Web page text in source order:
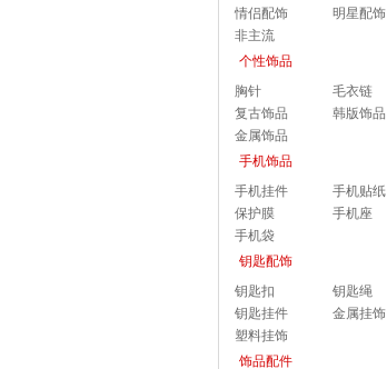
情侣配饰
明星配饰
非主流
个性饰品
胸针
毛衣链
复古饰品
韩版饰品
金属饰品
手机饰品
手机挂件
手机贴纸
保护膜
手机座
手机袋
钥匙配饰
钥匙扣
钥匙绳
钥匙挂件
金属挂饰
塑料挂饰
饰品配件